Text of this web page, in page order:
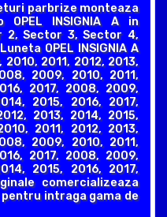
parbrize monteaza
INSIGNIA A in
2, Sector 3, Sector 4,
OPEL INSIGNIA A
2011, 2012, 2013,
2009, 2010, 2011,
2017, 2008, 2009,
2015, 2016, 2017,
2013, 2014, 2015,
2011, 2012, 2013,
2009, 2010, 2011,
2017, 2008, 2009,
2015, 2016, 2017,
comercializeaza
intraga gama de